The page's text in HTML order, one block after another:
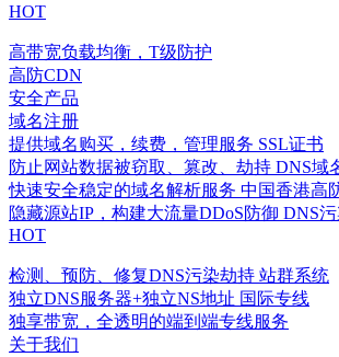
HOT
高带宽负载均衡，T级防护
高防CDN
安全产品
域名注册
提供域名购买，续费，管理服务 SSL证书
防止网站数据被窃取、篡改、劫持 DNS域
快速安全稳定的域名解析服务 中国香港高
隐藏源站IP，构建大流量DDoS防御 DNS
HOT
检测、预防、修复DNS污染劫持 站群系统
独立DNS服务器+独立NS地址 国际专线
独享带宽，全透明的端到端专线服务
关于我们